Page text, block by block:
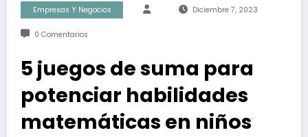
Empresas Y Negocios Diciembre 7, 2023
0 Comentarios
5 juegos de suma para
potenciar habilidades
matemáticas en niños